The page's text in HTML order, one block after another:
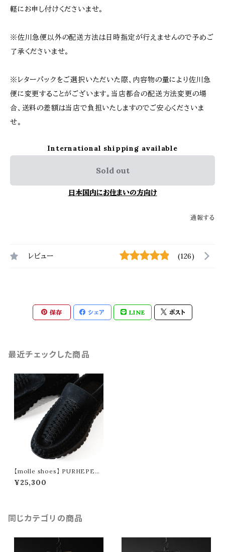
軽にお申し付けくださいませ。
※佐川急便以外の配送方法は日時指定が行えませんので予めご
了承くださいませ。
※レターパックをご選択いただいた際、内容物の量により佐川急
便に変更することがございます。当店都合の配送方法変更の場
合、送料の差額は当店で負担いたしますのでご安心くださいま
せ。
International shipping available
Sold out
日本国内にお住まいの方向け
通報する
レビュー (126)
保存 シェア LINE ポスト
最近チェックした商品
【molle shoes】 PURHEPEC
HA (black)
¥25,300
同じカテゴリの商品